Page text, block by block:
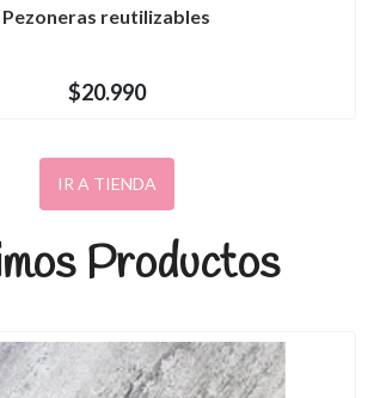
Pezoneras reutilizables
$20.990
IR A TIENDA
Productos